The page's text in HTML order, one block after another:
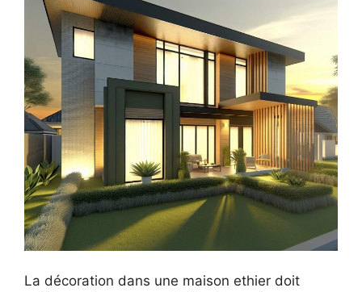
La décoration dans une maison ethier doit